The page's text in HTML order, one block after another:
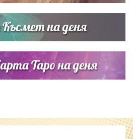
на деня
Таро на деня